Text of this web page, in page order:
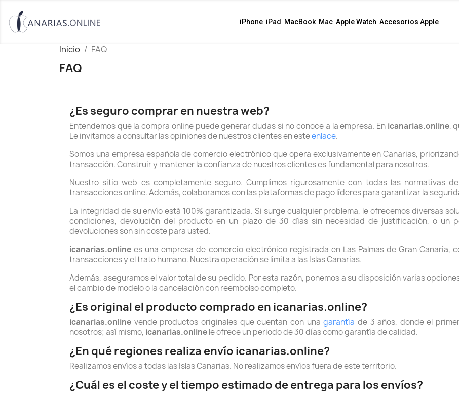
iPhone iPad MacBook Mac Apple Watch Accesorios Apple
Inicio FAQ
FAQ
¿Es seguro comprar en nuestra web?
Entendemos que la compra online puede generar dudas si no conoce a la empresa. En icanarias.online,
Le invitamos a consultar las opiniones de nuestros clientes en esteenlace.
Somos una empresa española de comercio electrónico que opera exclusivamente en Canarias,
transacción. Construir y mantener la confianza de nuestros clientes es fundamental para nosotros.
Nuestro sitio web es completamente seguro. Cumplimos rigurosamente con todas las normativas
transacciones online. Además, colaboramos con las plataformas de pago líderes para garantizar la
La integridad de su envío está 100% garantizada. Si surge cualquier problema, le ofrecemos diversas
condiciones, devolución del producto en un plazo de 30 días sin necesidad de justificación, o un
devoluciones son sin coste para usted.
icanarias.online es una empresa de comercio electrónico registrada en Las Palmas de Gran Canaria,
transacciones y el trato humano. Nuestra operación se limita a las Islas Canarias.
Además, aseguramos el valor total de su pedido. Por esta razón, ponemos a su disposición varias
el cambio de modelo o la cancelación con reembolso completo.
¿Es original el producto comprado en icanarias.online?
icanarias.online vende productos originales que cuentan con unagarantía de 3 años, donde el
nosotros; así mismo, icanarias.onlinele ofrece un periodo de 30 días como garantía de calidad.
¿En qué regiones realiza envío icanarias.online?
Realizamos envíos a todas las Islas Canarias. No realizamos envíos fuera de este territorio.
¿Cuál es el coste y el tiempo estimado de entrega para los envíos?